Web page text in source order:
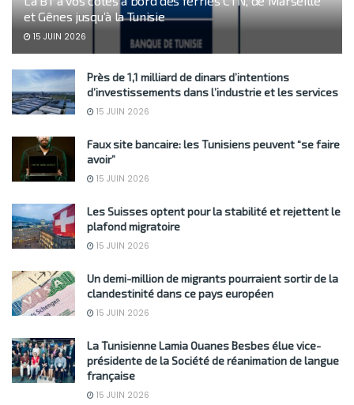
et Gênes jusqu’à la Tunisie
15 JUIN 2026
Près de 1,1 milliard de dinars d’intentions
d’investissements dans l’industrie et les services
15 JUIN 2026
Faux site bancaire: les Tunisiens peuvent “se faire
avoir”
15 JUIN 2026
Les Suisses optent pour la stabilité et rejettent le
plafond migratoire
15 JUIN 2026
Un demi-million de migrants pourraient sortir de la
clandestinité dans ce pays européen
15 JUIN 2026
La Tunisienne Lamia Ouanes Besbes élue vice-
présidente de la Société de réanimation de langue
française
15 JUIN 2026